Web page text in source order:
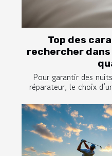
Top des
rechercher dans
Pour garantir des
réparateur, le choix